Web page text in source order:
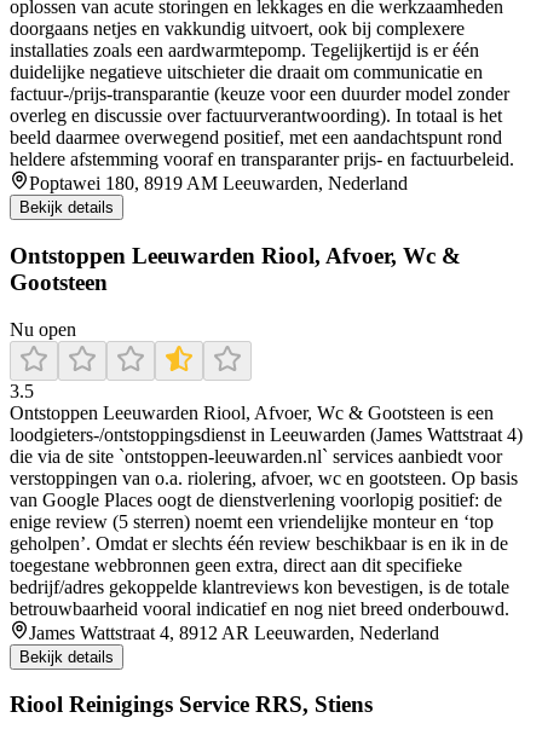
oplossen van acute storingen en lekkages en die werkzaamheden
doorgaans netjes en vakkundig uitvoert, ook bij complexere
installaties zoals een aardwarmtepomp. Tegelijkertijd is er één
duidelijke negatieve uitschieter die draait om communicatie en
factuur-/prijs-transparantie (keuze voor een duurder model zonder
overleg en discussie over factuurverantwoording). In totaal is het
beeld daarmee overwegend positief, met een aandachtspunt rond
heldere afstemming vooraf en transparanter prijs- en factuurbeleid.
Poptawei 180, 8919 AM Leeuwarden, Nederland
Bekijk details
Ontstoppen Leeuwarden Riool, Afvoer, Wc &
Gootsteen
Nu open
3.5
Ontstoppen Leeuwarden Riool, Afvoer, Wc & Gootsteen is een
loodgieters-/ontstoppingsdienst in Leeuwarden (James Wattstraat 4)
die via de site `ontstoppen-leeuwarden.nl` services aanbiedt voor
verstoppingen van o.a. riolering, afvoer, wc en gootsteen. Op basis
van Google Places oogt de dienstverlening voorlopig positief: de
enige review (5 sterren) noemt een vriendelijke monteur en ‘top
geholpen’. Omdat er slechts één review beschikbaar is en ik in de
toegestane webbronnen geen extra, direct aan dit specifieke
bedrijf/adres gekoppelde klantreviews kon bevestigen, is de totale
betrouwbaarheid vooral indicatief en nog niet breed onderbouwd.
James Wattstraat 4, 8912 AR Leeuwarden, Nederland
Bekijk details
Riool Reinigings Service RRS, Stiens